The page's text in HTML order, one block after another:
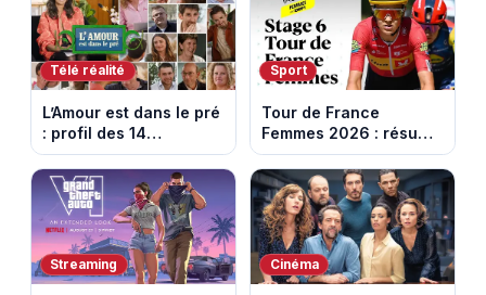
Télé réalité
L’Amour est dans le pré
: profil des 14
agriculteurs, speed
dating inédit et de
nouvelles histoires
d’amour
Sport
Tour de France
Femmes 2026 : résumé
vidéo de la 6e étape
entre Montbrison et
Tournon-sur-Rhône
Streaming Cinéma